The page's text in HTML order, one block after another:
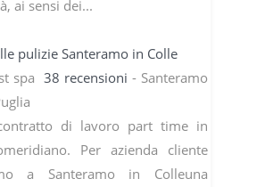
ai sensi dei...
pulizie Santeramo in Colle
spa 38 recensioni - Santeramo
di lavoro part time in
Per azienda cliente
a Santeramo in Colleuna